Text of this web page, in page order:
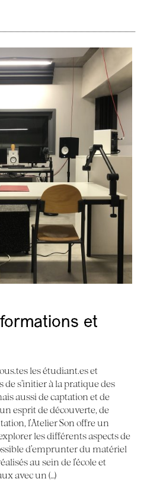
et
les étudiant.es et
de s’initier à la pratique des
aussi de captation et de
esprit de découverte, de
l’Atelier Son offre un
les différents aspects de
d’emprunter du matériel
au sein de l’école et
avec un (…)